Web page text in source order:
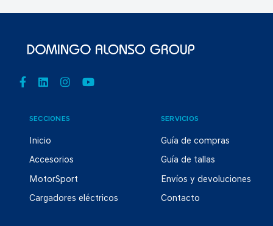
SECCIONES
Inicio
Accesorios
MotorSport
Cargadores eléctricos
SERVICIOS
Guía de compras
Guía de tallas
Envíos y devoluciones
Contacto